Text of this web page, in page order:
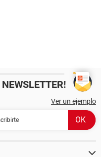
Ver un ejemplo